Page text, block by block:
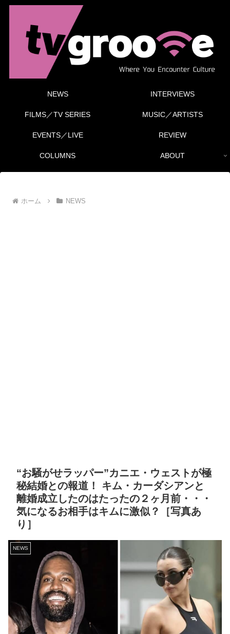
NEWS INTERVIEWS
FILMS／TV SERIES MUSIC／ARTISTS
EVENTS／LIVE REVIEW
COLUMNS ABOUT
ホーム NEWS
“お騒がせラッパー”カニエ・ウェストが極
秘結婚との報道！ キム・カーダシアンと
離婚成立したのはたったの２ヶ月前・・・
気になるお相手はキムに激似？［写真あ
り］
NEWS